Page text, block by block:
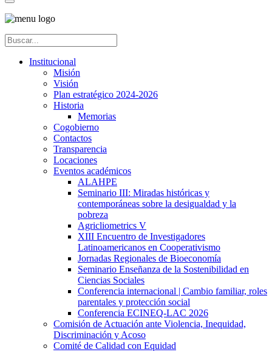
Institucional
Misión
Visión
Plan estratégico 2024-2026
Historia
Memorias
Cogobierno
Contactos
Transparencia
Locaciones
Eventos académicos
ALAHPE
Seminario III: Miradas históricas y
contemporáneas sobre la desigualdad y la
pobreza
Agricliometrics V
XIII Encuentro de Investigadores
Latinoamericanos en Cooperativismo
Jornadas Regionales de Bioeconomía
Seminario Enseñanza de la Sostenibilidad en
Ciencias Sociales
Conferencia internacional | Cambio familiar, roles
parentales y protección social
Conferencia ECINEQ-LAC 2026
Comisión de Actuación ante Violencia, Inequidad,
Discriminación y Acoso
Comité de Calidad con Equidad